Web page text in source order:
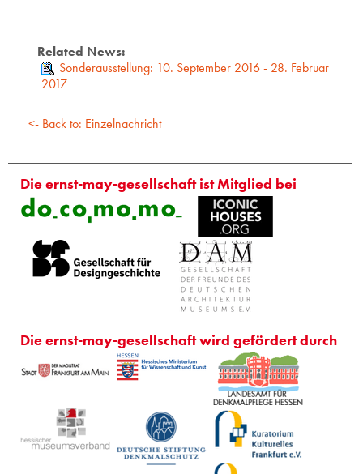
Related News:
Sonderausstellung: 10. September 2016 - 28. Februar
2017
<- Back to: Einzelnachricht
Die ernst-may-gesellschaft ist Mitglied bei
Die ernst-may-gesellschaft wird gefördert durch